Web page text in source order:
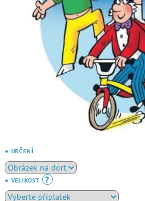
● URČENÍ
● VELIKOST ?